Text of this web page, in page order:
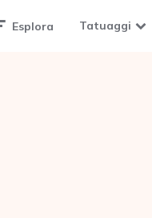
Esplora Tatuaggi